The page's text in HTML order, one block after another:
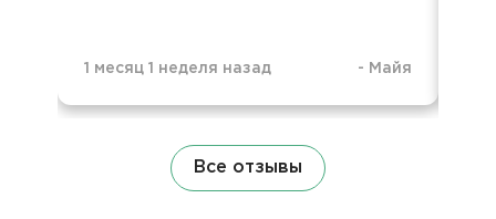
1 месяц 1 неделя назад - Майя
Все отзывы